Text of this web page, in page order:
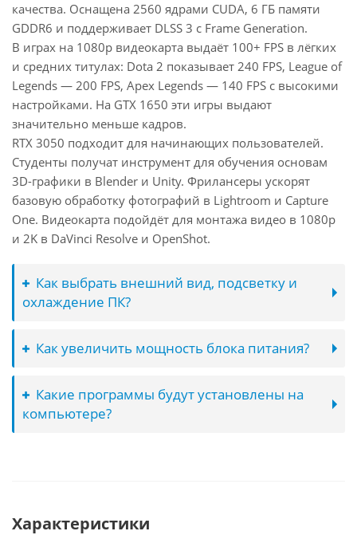
качества. Оснащена 2560 ядрами CUDA, 6 ГБ памяти
GDDR6 и поддерживает DLSS 3 с Frame Generation.
В играх на 1080p видеокарта выдаёт 100+ FPS в лёгких
и средних титулах: Dota 2 показывает 240 FPS, League of
Legends — 200 FPS, Apex Legends — 140 FPS с высокими
настройками. На GTX 1650 эти игры выдают
значительно меньше кадров.
RTX 3050 подходит для начинающих пользователей.
Студенты получат инструмент для обучения основам
3D-графики в Blender и Unity. Фрилансеры ускорят
базовую обработку фотографий в Lightroom и Capture
One. Видеокарта подойдёт для монтажа видео в 1080p
и 2K в DaVinci Resolve и OpenShot.
Как выбрать внешний вид, подсветку и
охлаждение ПК?
Как увеличить мощность блока питания?
Какие программы будут установлены на
компьютере?
Характеристики